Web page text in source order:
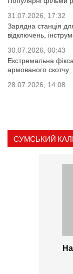
31.07.2026, 17:32
Зарядна станція
відключень,
30.07.2026, 00:43
Екстремальна
армованого скотчу
28.07.2026, 14:08
СУМСЬКИЙ